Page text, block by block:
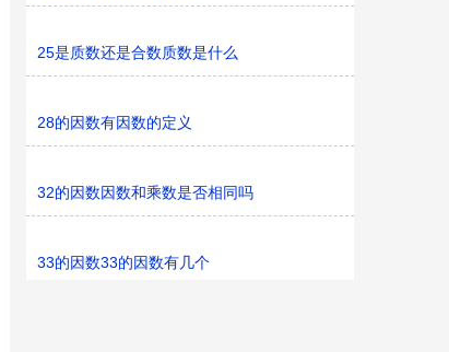
25是质数还是合数质数是什么
28的因数有因数的定义
32的因数因数和乘数是否相同吗
33的因数33的因数有几个